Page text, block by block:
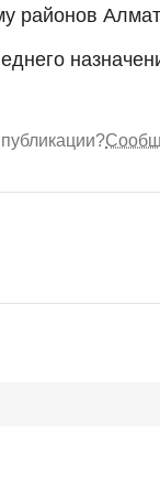
районов